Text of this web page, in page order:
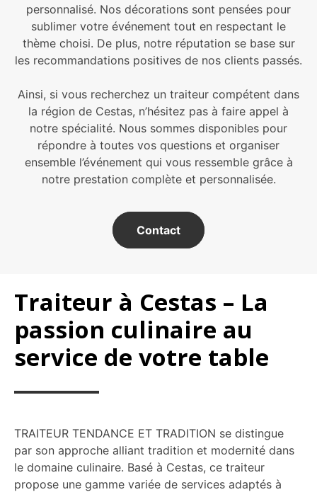
personnalisé. Nos décorations sont pensées pour
sublimer votre événement tout en respectant le
thème choisi. De plus, notre réputation se base sur
les recommandations positives de nos clients passés.
Ainsi, si vous recherchez un traiteur compétent dans
la région de Cestas, n’hésitez pas à faire appel à
notre spécialité. Nous sommes disponibles pour
répondre à toutes vos questions et organiser
ensemble l’événement qui vous ressemble grâce à
notre prestation complète et personnalisée.
Contact
Traiteur à Cestas – La
passion culinaire au
service de votre table
TRAITEUR TENDANCE ET TRADITION se distingue
par son approche alliant tradition et modernité dans
le domaine culinaire. Basé à Cestas, ce traiteur
propose une gamme variée de services adaptés à